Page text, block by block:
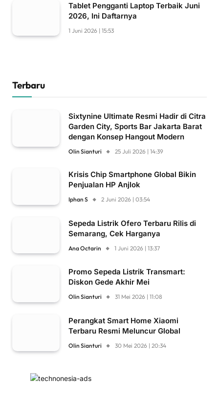
Tablet Pengganti Laptop Terbaik Juni
2026, Ini Daftarnya
1 Juni 2026 | 15:53
Terbaru
Sixtynine Ultimate Resmi Hadir di Citra
Garden City, Sports Bar Jakarta Barat
dengan Konsep Hangout Modern
Olin Sianturi 25 Juli 2026 | 14:39
Krisis Chip Smartphone Global Bikin
Penjualan HP Anjlok
Iphan S 2 Juni 2026 | 03:54
Sepeda Listrik Ofero Terbaru Rilis di
Semarang, Cek Harganya
Ana Octarin 1 Juni 2026 | 13:37
Promo Sepeda Listrik Transmart:
Diskon Gede Akhir Mei
Olin Sianturi 31 Mei 2026 | 11:08
Perangkat Smart Home Xiaomi
Terbaru Resmi Meluncur Global
Olin Sianturi 30 Mei 2026 | 20:34